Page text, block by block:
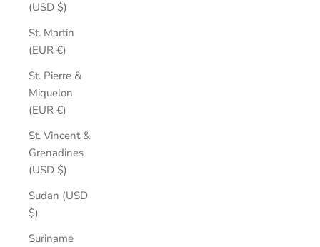
(USD $)
St. Martin
(EUR €)
St. Pierre &
Miquelon
(EUR €)
St. Vincent &
Grenadines
(USD $)
Sudan (USD
$)
Suriname